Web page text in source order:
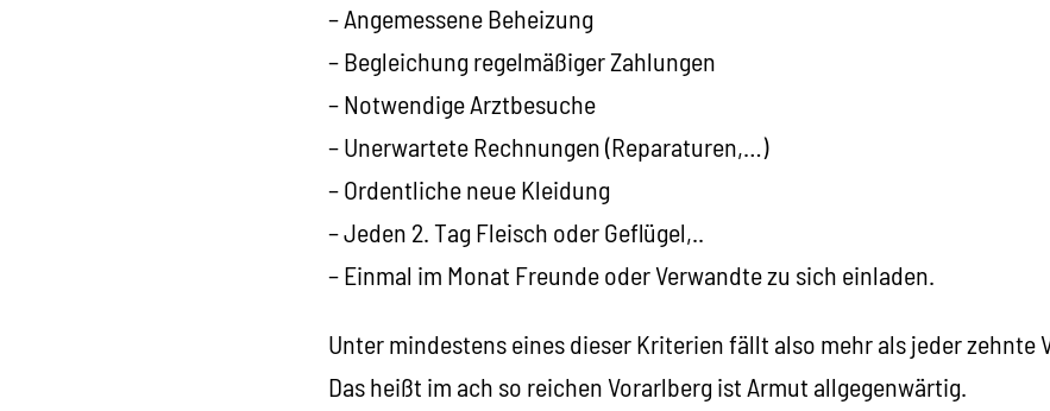
– Angemessene Beheizung
– Begleichung regelmäßiger Zahlungen
– Notwendige Arztbesuche
– Unerwartete Rechnungen (Reparaturen,…)
– Ordentliche neue Kleidung
– Jeden 2. Tag Fleisch oder Geflügel,..
– Einmal im Monat Freunde oder Verwandte zu sich einladen.
Unter mindestens eines dieser Kriterien fällt also mehr als jeder zehnte
Das heißt im ach so reichen Vorarlberg ist Armut allgegenwärtig.